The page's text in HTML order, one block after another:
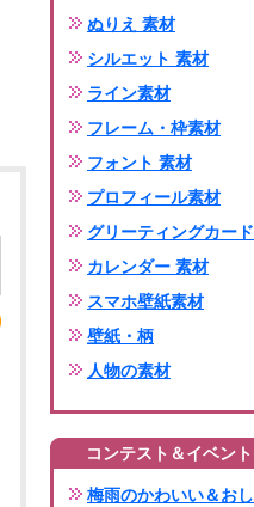
ぬりえ 素材
シルエット 素材
ライン素材
フレーム・枠素材
フォント 素材
プロフィール素材
グリーティングカード
カレンダー 素材
スマホ壁紙素材
壁紙・柄
人物の素材
コンテスト＆イベント
梅雨のかわいい＆おし